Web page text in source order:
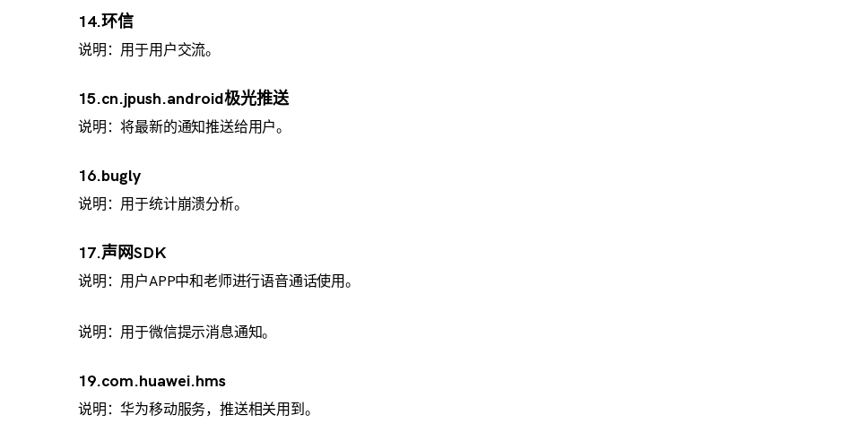
14.环信
说明：用于用户交流。
15.cn.jpush.android极光推送
说明：将最新的通知推送给用户。
16.bugly
说明：用于统计崩溃分析。
17.声网SDK
说明：用户APP中和老师进行语音通话使用。
说明：用于微信提示消息通知。
19.com.huawei.hms
说明：华为移动服务，推送相关用到。